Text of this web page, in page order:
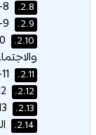
2.8.
2.9.
2.10.
2.11.
2.12.
2.13.
2.14.